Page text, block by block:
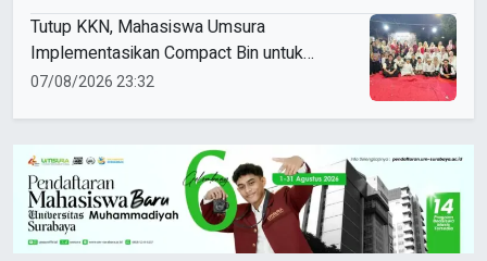
Tutup KKN, Mahasiswa Umsura
Implementasikan Compact Bin untuk
Sampah Anorganik di Ketabang
07/08/2026 23:32